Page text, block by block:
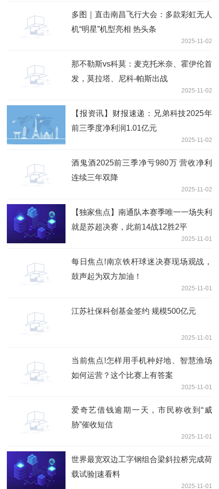
多图｜直击南昌飞行大会：多款彩虹无人
机“明星”机型亮相 热头条
2025-11-02
那不勒斯vs科莫：麦克托米奈、霍伊伦首
发，莫拉塔、尼科-帕斯出战
2025-11-02
【报资讯】财报速递：兄弟科技2025年
前三季度净利润1.01亿元
2025-11-02
酒鬼酒2025前三季净亏980万 营收净利
连续三年双降
2025-11-02
【独家焦点】南通队本赛季唯一一场失利
就是苏超决赛，此前14战12胜2平
2025-11-01
每日焦点!南京铁杆球迷决赛现场观战，
鼓声起为双方加油！
2025-11-01
江苏社保科创基金签约 规模500亿元
2025-11-01
当前焦点!怎样用手机种好地、智慧渔场
如何运营？这个比赛上有答案
2025-11-01
爱奇艺借钱逾期一天，市民称收到“威
胁”催收短信
2025-11-01
世界最宽双边工字钢组合梁斜拉桥完成荷
载试验|速看料
2025-11-01